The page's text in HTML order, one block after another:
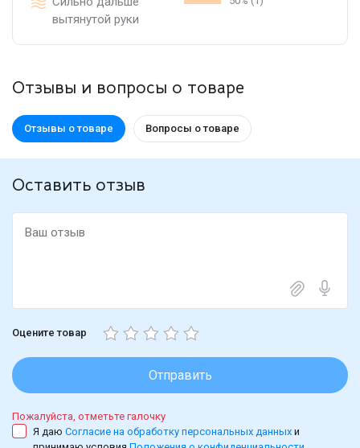
вытянутой руки
Отзывы и вопросы о товаре
Отзывы о товаре Вопросы о товаре
Оставить отзыв
Оцените товар
Отправить
Пожалуйста, отметьте галочку
Я даю Согласие на обработку персональных данных и